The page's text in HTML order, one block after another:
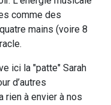
comme des
mains (voire 8
ici la "patte" Sarah
d’autres
rien à envier à nos